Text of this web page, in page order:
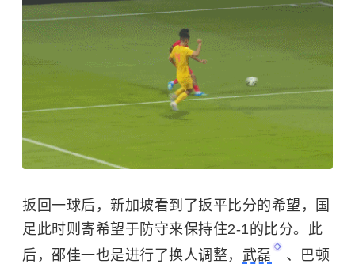
扳回一球后，新加坡看到了扳平比分的希望，国
足此时则寄希望于防守来保持住2-1的比分。此
后， 邵佳一也是进行了换人调整， 武磊
、巴顿